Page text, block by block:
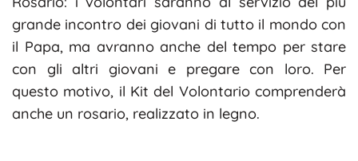
grande incontro dei giovani di tutto il mondo con
il Papa, ma avranno anche del tempo per stare
con gli altri giovani e pregare con loro. Per
questo motivo, il Kit del Volontario comprenderà
anche un rosario, realizzato in legno.